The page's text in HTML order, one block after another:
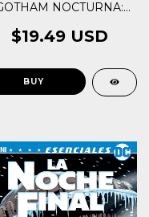
NOCTURNA:
$19.49 USD